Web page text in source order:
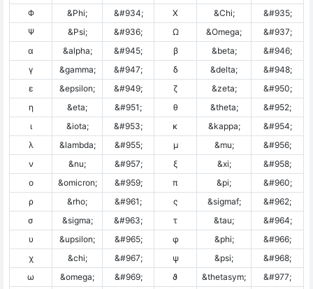
Φ
&Phi; &#934; Χ &Chi;
&#935;
Ψ
&Psi; &#936; Ω &Omega;
&#937;
α
&alpha; &#945; β &beta;
&#946;
γ
&gamma; &#947; δ &delta;
&#948;
ε
&epsilon; &#949; ζ &zeta;
&#950;
η
&eta; &#951; θ &theta;
&#952;
ι
&iota; &#953; κ &kappa;
&#954;
λ
&lambda; &#955; μ &mu;
&#956;
ν
&nu; &#957; ξ &xi;
&#958;
ο
&omicron; &#959; π &pi;
&#960;
ρ
&rho; &#961; ς &sigmaf;
&#962;
σ
&sigma; &#963; τ &tau;
&#964;
υ
&upsilon; &#965; φ &phi;
&#966;
χ
&chi; &#967; ψ &psi;
&#968;
ω
&omega; &#969; ϑ &thetasym;
&#977;